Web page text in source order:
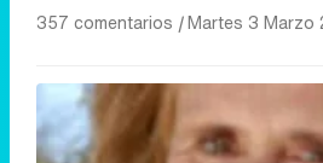
357 comentarios |Martes 3 Marzo